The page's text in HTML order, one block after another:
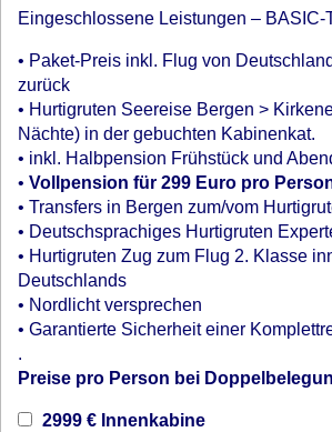
Eingeschlossene Leistungen – BASIC-
• Paket-Preis inkl. Flug von
zurück
• Hurtigruten Seereise Bergen >
Nächte) in der gebuchten Kabinenkat.
• inkl. Halbpension Frühstück und
• Vollpension für 299 Euro pro
• Transfers in Bergen zum/vom
• Deutschsprachiges Hurtigruten
• Hurtigruten Zug zum Flug 2. Klasse
Deutschlands
• Nordlicht versprechen
• Garantierte Sicherheit einer
.
Preise pro Person bei
2999 € Innenkabine